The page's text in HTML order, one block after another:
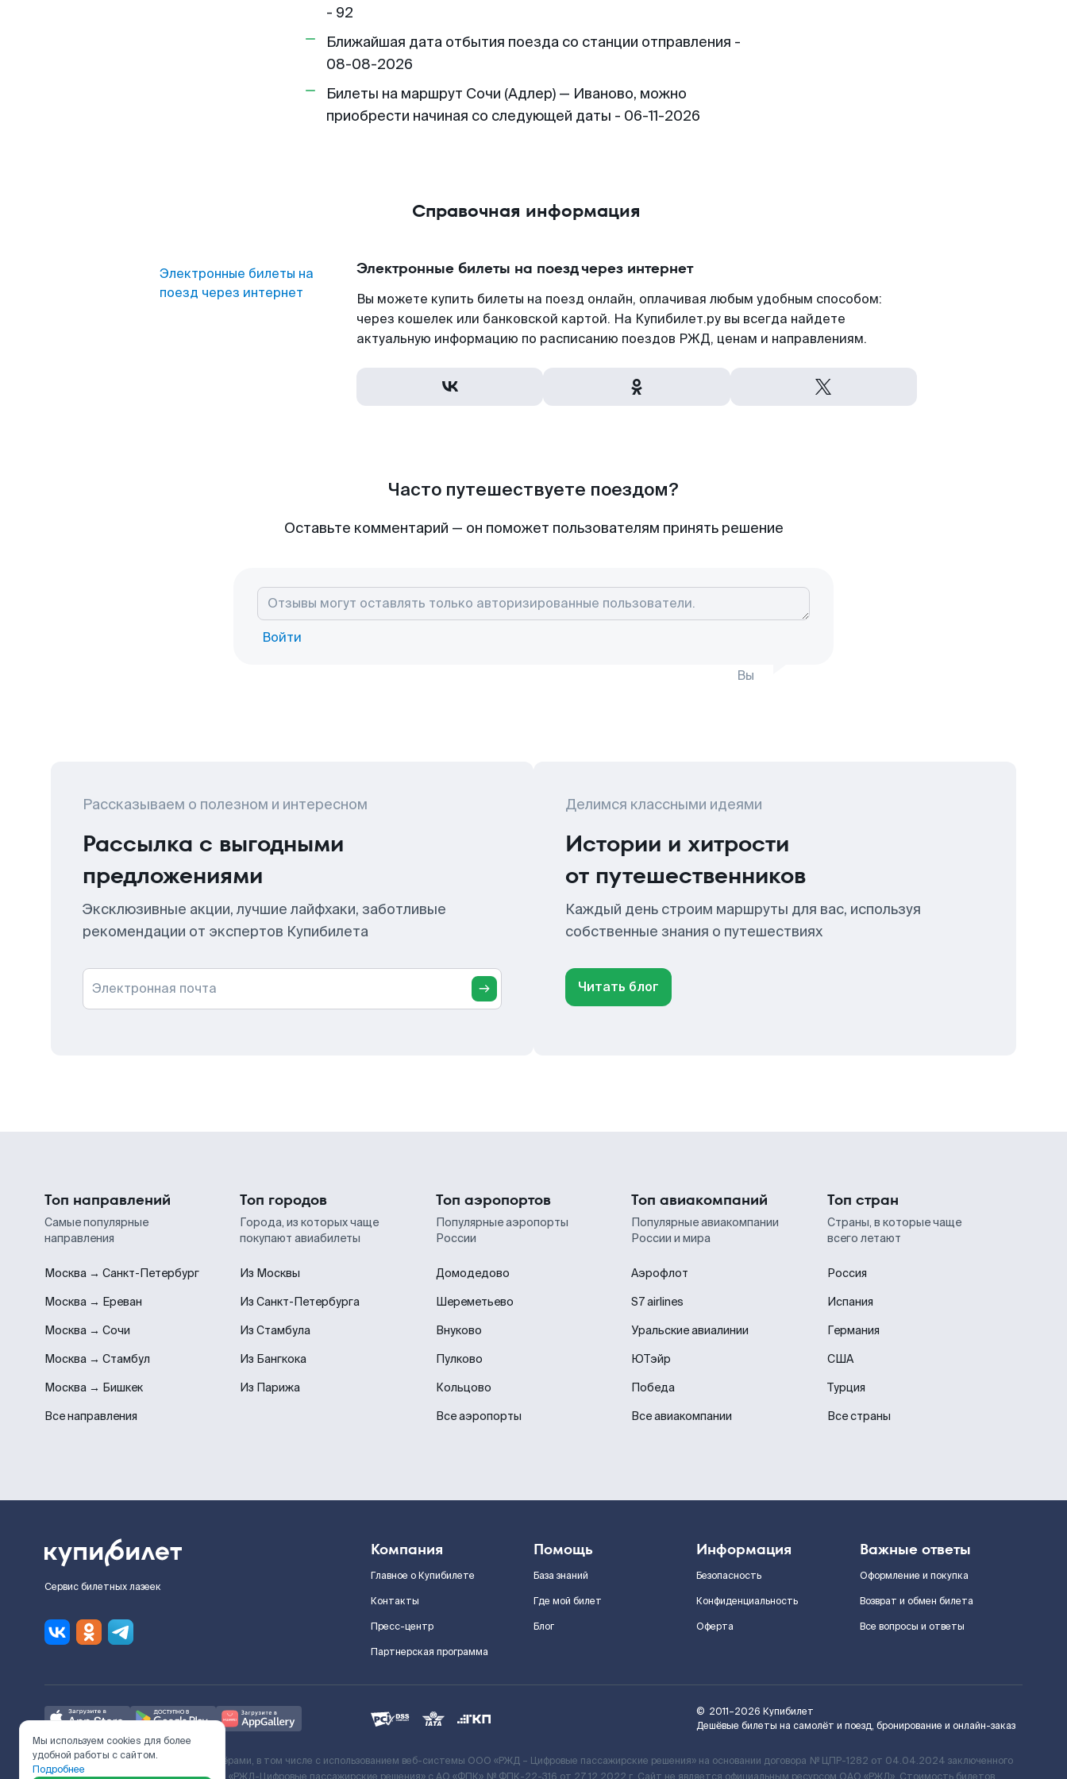
- 92
Ближайшая дата отбытия поезда со станции отправления -
08-08-2026
Билеты на маршрут Сочи (Адлер) — Иваново, можно
приобрести начиная со следующей даты - 06-11-2026
Справочная информация
Электронные билеты на
поезд через интернет
Электронные билеты на поезд через интернет
Вы можете купить билеты на поезд онлайн, оплачивая любым удобным способом:
через кошелек или банковской картой. На Купибилет.ру вы всегда найдете
актуальную информацию по расписанию поездов РЖД, ценам и направлениям.
Часто путешествуете поездом?
Оставьте комментарий — он поможет пользователям принять решение
Войти
Вы
Рассказываем о полезном и интересном
Рассылка с выгодными
предложениями
Эксклюзивные акции, лучшие лайфхаки, заботливые
рекомендации от экспертов Купибилета
Электронная почта
Делимся классными идеями
Истории и хитрости
от путешественников
Каждый день строим маршруты для вас, используя
собственные знания о путешествиях
Читать блог
Топ направлений
Самые популярные
направления
Москва → Санкт-Петербург
Москва → Ереван
Москва → Сочи
Москва → Стамбул
Москва → Бишкек
Все направления
Топ городов
Города, из которых чаще
покупают авиабилеты
Из Москвы
Из Санкт-Петербурга
Из Стамбула
Из Бангкока
Из Парижа
Топ аэропортов
Популярные аэропорты
России
Домодедово
Шереметьево
Внуково
Пулково
Кольцово
Все аэропорты
Топ авиакомпаний
Популярные авиакомпании
России и мира
Аэрофлот
S7 airlines
Уральские авиалинии
ЮТэйр
Победа
Все авиакомпании
Топ стран
Страны, в которые чаще
всего летают
Россия
Испания
Германия
США
Турция
Все страны
Сервис билетных лазеек
Компания
Главное о Купибилете
Контакты
Пресс-центр
Партнерская программа
Помощь
База знаний
Где мой билет
Блог
Информация
Безопасность
Конфиденциальность
Оферта
Важные ответы
Оформление и покупка
Возврат и обмен билета
Все вопросы и ответы
© 2011–2026 Купибилет
Дешёвые билеты на самолёт и поезд, бронирование и онлайн-заказ
Ж/Д билеты предоставляются партнёрами, в том числе с использованием веб-системы ООО «РЖД – Цифровые пассажирские решения» на основании договора № ЦПР-1282 от 04.04.2024 заключенного
Мы используем cookies для более
удобной работы с сайтом.
Подробнее